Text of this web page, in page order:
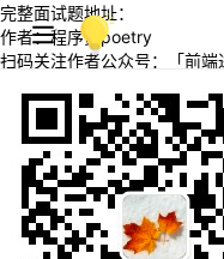
完整面试题地址：
作者：程序员poetry
扫码关注作者公众号：「前